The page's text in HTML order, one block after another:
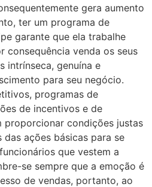
gera aumento
ter um programa de
garante que ela trabalhe
consequência venda os seus
intrínseca, genuína e
para seu negócio.
programas de
de incentivos e de
proporcionar condições justas
ações básicas para se
que vestem a
se sempre que a emoção é
de vendas, portanto, ao